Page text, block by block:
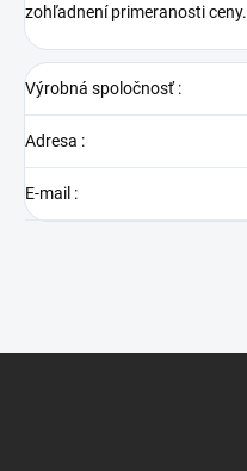
zohľadnení primeranosti ceny.
Výrobná spoločnosť:
Adresa :
E-mail :